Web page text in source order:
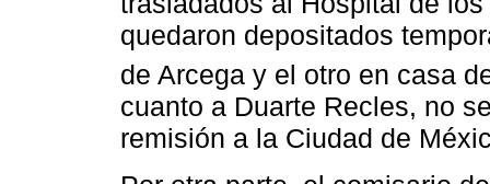
quedaron depositados
de Arcega y el otro en casa
cuanto a Duarte Recles, no
remisión a la Ciudad de